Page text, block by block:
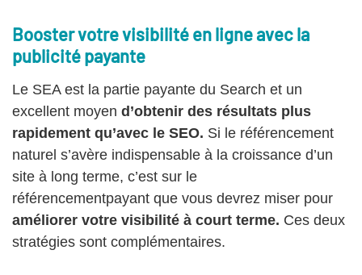
Booster votre visibilité en ligne avec la
publicité payante
Le SEA est la partie payante du Search et un
excellent moyen d’obtenir des résultats plus
rapidement qu’avec le SEO. Si le référencement
naturel s’avère indispensable à la croissance d’un
site à long terme, c’est sur le
référencementpayant que vous devrez miser pour
améliorer votre visibilité à court terme. Ces deux
stratégies sont complémentaires.